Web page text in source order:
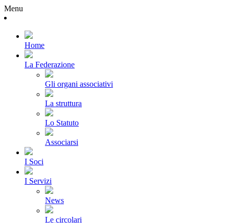
Menu
Home
La Federazione
Gli organi associativi
La struttura
Lo Statuto
Associarsi
I Soci
I Servizi
News
Le circolari